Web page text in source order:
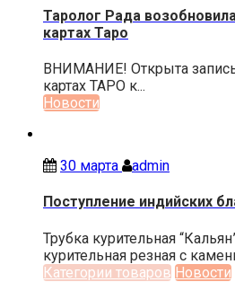
Таролог Рада
картах Таро
ВНИМАНИЕ! Открыта
картах ТАРО к...
Новости
30 марта admin
Поступление индийских
Трубка курительная
курительная резная с
Категории товаров Новости